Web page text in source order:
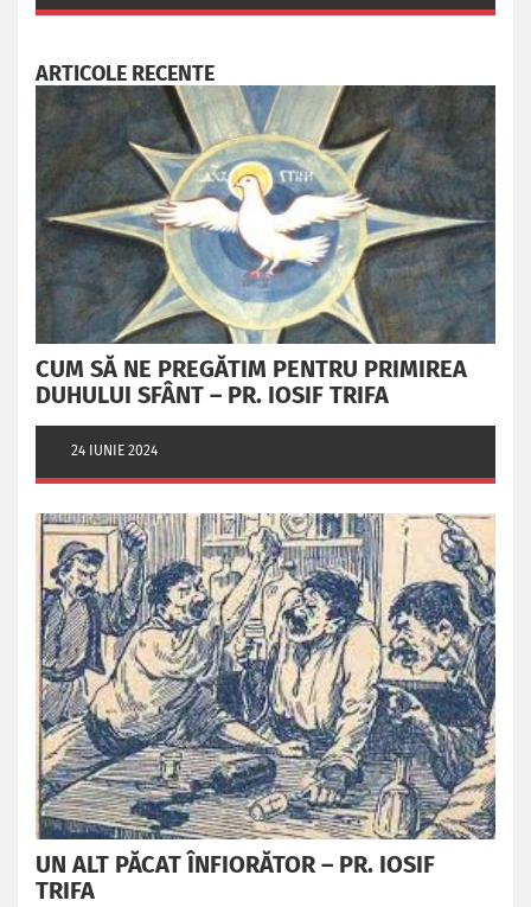
ARTICOLE RECENTE
CUM SĂ NE PREGĂTIM PENTRU PRIMIREA
DUHULUI SFÂNT – PR. IOSIF TRIFA
24 IUNIE 2024
UN ALT PĂCAT ÎNFIORĂTOR – PR. IOSIF
TRIFA